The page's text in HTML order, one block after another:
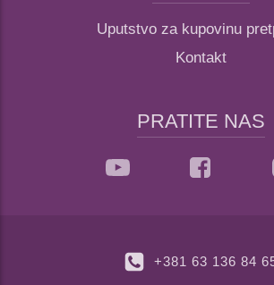
Uputstvo za kupovinu
Kontakt
PRATITE NAS
+381 63 136 84